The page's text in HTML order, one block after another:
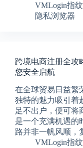
VMLogin指
隐私浏览器
跨境电商注册全攻
您安全启航
在全球贸易日益繁
独特的魅力吸引着
足不出户，便可将
是一个充满机遇的
路并非一帆风顺
VMLogin指